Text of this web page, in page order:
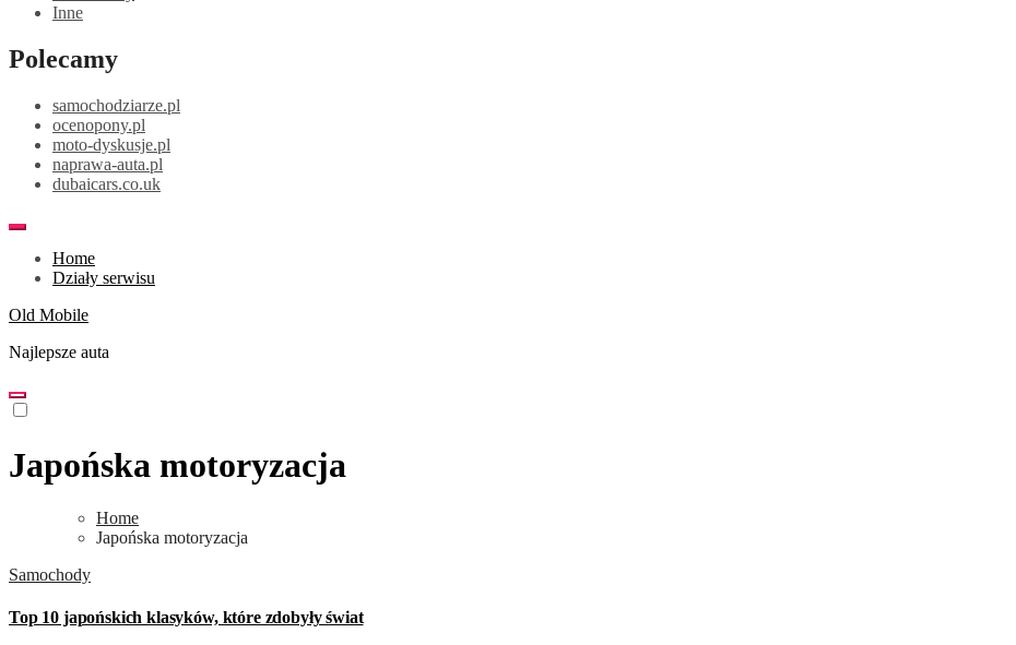
Inne
Polecamy
samochodziarze.pl
ocenopony.pl
moto-dyskusje.pl
naprawa-auta.pl
dubaicars.co.uk
Home
Działy serwisu
Old Mobile
Najlepsze auta
Japońska motoryzacja
Home
Japońska motoryzacja
Samochody
Top 10 japońskich klasyków, które zdobyły świat